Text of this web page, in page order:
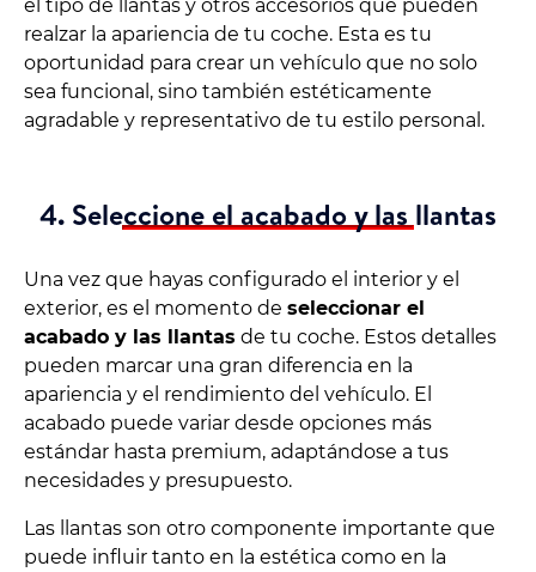
el tipo de llantas y otros accesorios que pueden
realzar la apariencia de tu coche. Esta es tu
oportunidad para crear un vehículo que no solo
sea funcional, sino también estéticamente
agradable y representativo de tu estilo personal.
4. Seleccione el acabado y las llantas
Una vez que hayas configurado el interior y el
exterior, es el momento de seleccionar el
acabado y las llantas de tu coche. Estos detalles
pueden marcar una gran diferencia en la
apariencia y el rendimiento del vehículo. El
acabado puede variar desde opciones más
estándar hasta premium, adaptándose a tus
necesidades y presupuesto.
Las llantas son otro componente importante que
puede influir tanto en la estética como en la